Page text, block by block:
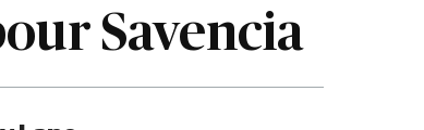
Savencia